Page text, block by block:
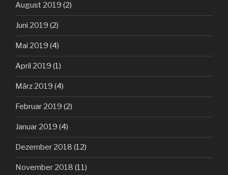
August 2019 (2)
Juni 2019 (2)
Mai 2019 (4)
April 2019 (1)
März 2019 (4)
Februar 2019 (2)
Januar 2019 (4)
Dezember 2018 (12)
November 2018 (11)